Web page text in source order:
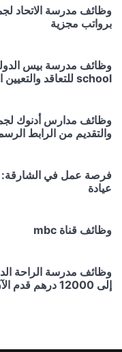
وظائف مدرسة الاتحاد
برواتب مجزية
school للتعاقد والتعيين الفوري بمرتبات مغرية قدم من هنا
وظائف مدارس أدنوك
والتقديم من الرابط
فرصة عمل في الشارقة:
عيادة
وظائف قناة mbc
وظائف مدرسة الراحة
إلى 12000 درهم قدم الآن